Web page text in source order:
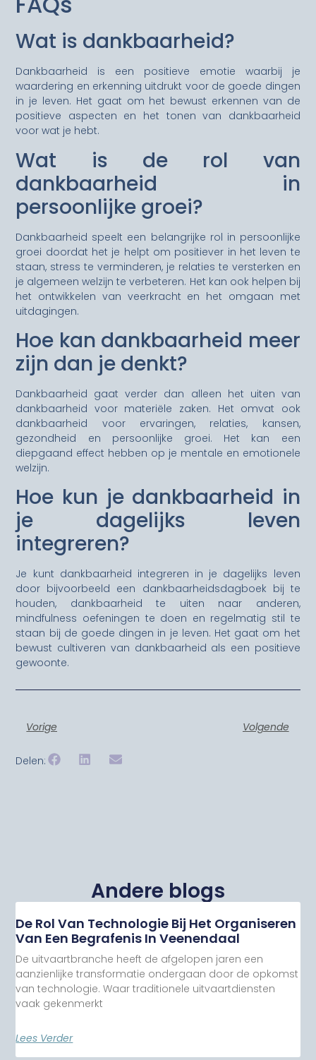
Wat is dankbaarheid?
Dankbaarheid is een positieve emotie waarbij je
waardering en erkenning uitdrukt voor de goede dingen
in je leven. Het gaat om het bewust erkennen van de
positieve aspecten en het tonen van dankbaarheid
voor wat je hebt.
Wat is de rol van
dankbaarheid in
persoonlijke groei?
Dankbaarheid speelt een belangrijke rol in persoonlijke
groei doordat het je helpt om positiever in het leven te
staan, stress te verminderen, je relaties te versterken en
je algemeen welzijn te verbeteren. Het kan ook helpen bij
het ontwikkelen van veerkracht en het omgaan met
uitdagingen.
Hoe kan dankbaarheid meer
zijn dan je denkt?
Dankbaarheid gaat verder dan alleen het uiten van
dankbaarheid voor materiële zaken. Het omvat ook
dankbaarheid voor ervaringen, relaties, kansen,
gezondheid en persoonlijke groei. Het kan een
diepgaand effect hebben op je mentale en emotionele
welzijn.
Hoe kun je dankbaarheid in
je dagelijks leven
integreren?
Je kunt dankbaarheid integreren in je dagelijks leven
door bijvoorbeeld een dankbaarheidsdagboek bij te
houden, dankbaarheid te uiten naar anderen,
mindfulness oefeningen te doen en regelmatig stil te
staan bij de goede dingen in je leven. Het gaat om het
bewust cultiveren van dankbaarheid als een positieve
gewoonte.
Vorige Volgende
Delen:
Andere blogs
De Rol Van Technologie Bij Het Organiseren
Van Een Begrafenis In Veenendaal
De uitvaartbranche heeft de afgelopen jaren een
aanzienlijke transformatie ondergaan door de opkomst
van technologie. Waar traditionele uitvaartdiensten
vaak gekenmerkt
Lees Verder